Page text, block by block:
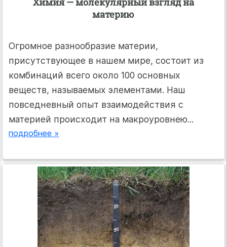
материю
Огромное разнообразие материи,
присутствующее в нашем мире, состоит из
комбинаций всего около 100 основных
веществ, называемых элементами. Наш
повседневный опыт взаимодействия с
материей происходит на макроуровнею...
подробнее »